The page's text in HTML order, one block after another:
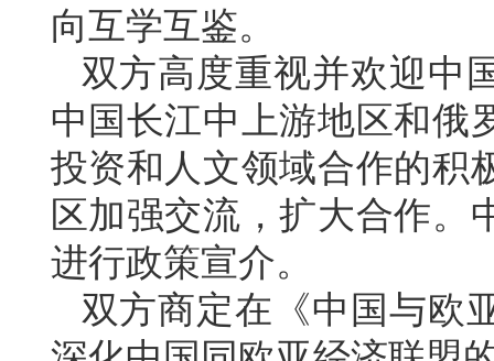
向互学互鉴。
双方高度重视并欢迎中
中国长江中上游地区和俄
投资和人文领域合作的积
区加强交流，扩大合作。
进行政策宣介。
双方商定在《中国与欧